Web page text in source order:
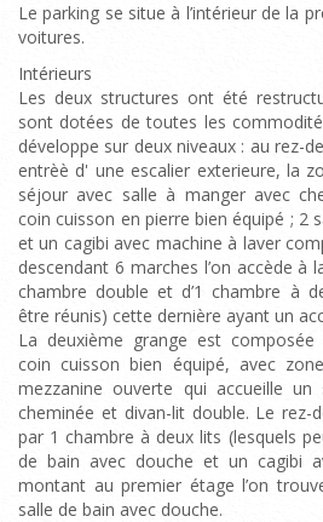
Le parking se situe à l’intérieur de la
voitures.
Intérieurs
Les deux structures ont été
sont dotées de toutes les
développe sur deux niveaux : au rez-
entrèè d' une escalier exterieure, la
séjour avec salle à manger avec
coin cuisson en pierre bien équipé ; 2
et un cagibi avec machine à laver
descendant 6 marches l’on accède à
chambre double et d’1 chambre à
être réunis) cette dernière ayant un
La deuxième grange est composée
coin cuisson bien équipé, avec
mezzanine ouverte qui accueille
cheminée et divan-lit double. Le rez-
par 1 chambre à deux lits (lesquels
de bain avec douche et un cagibi
montant au premier étage l’on
salle de bain avec douche.